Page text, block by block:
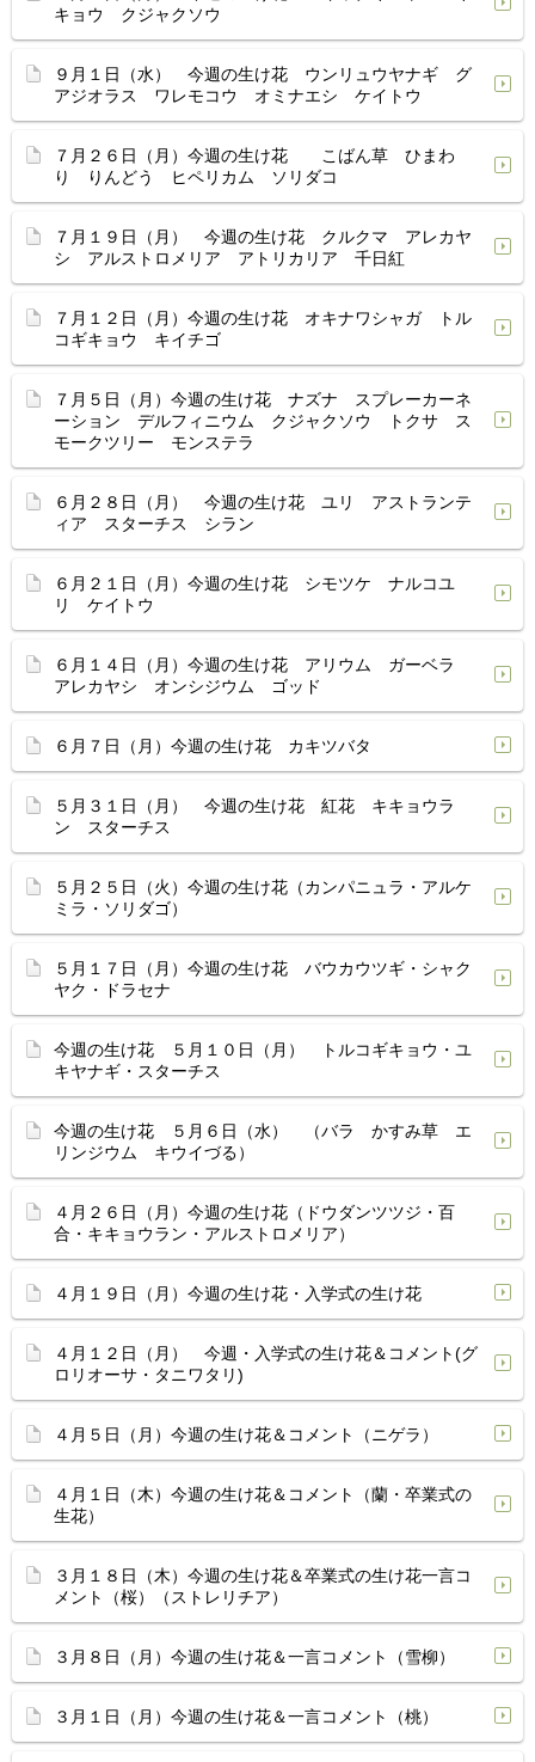
キョウ クジャクソウ
９月１日（水） 今週の生け花 ウンリュウヤナギ グ
アジオラス ワレモコウ オミナエシ ケイトウ
７月２６日（月）今週の生け花 こばん草 ひまわ
り りんどう ヒペリカム ソリダコ
７月１９日（月） 今週の生け花 クルクマ アレカヤ
シ アルストロメリア アトリカリア 千日紅
７月１２日（月）今週の生け花 オキナワシャガ トル
コギキョウ キイチゴ
７月５日（月）今週の生け花 ナズナ スプレーカーネ
ーション デルフィニウム クジャクソウ トクサ ス
モークツリー モンステラ
６月２８日（月） 今週の生け花 ユリ アストランテ
ィア スターチス シラン
６月２１日（月）今週の生け花 シモツケ ナルコユ
リ ケイトウ
６月１４日（月）今週の生け花 アリウム ガーベラ
アレカヤシ オンシジウム ゴッド
６月７日（月）今週の生け花 カキツバタ
５月３１日（月） 今週の生け花 紅花 キキョウラ
ン スターチス
５月２５日（火）今週の生け花（カンパニュラ・アルケ
ミラ・ソリダゴ）
５月１７日（月）今週の生け花 バウカウツギ・シャク
ヤク・ドラセナ
今週の生け花 ５月１０日（月） トルコギキョウ・ユ
キヤナギ・スターチス
今週の生け花 ５月６日（水） （バラ かすみ草 エ
リンジウム キウイづる）
４月２６日（月）今週の生け花（ドウダンツツジ・百
合・キキョウラン・アルストロメリア）
４月１９日（月）今週の生け花・入学式の生け花
４月１２日（月） 今週・入学式の生け花＆コメント(グ
ロリオーサ・タニワタリ)
４月５日（月）今週の生け花＆コメント（ニゲラ）
４月１日（木）今週の生け花＆コメント（蘭・卒業式の
生花）
３月１８日（木）今週の生け花＆卒業式の生け花一言コ
メント（桜）（ストレリチア）
３月８日（月）今週の生け花＆一言コメント（雪柳）
３月１日（月）今週の生け花＆一言コメント（桃）